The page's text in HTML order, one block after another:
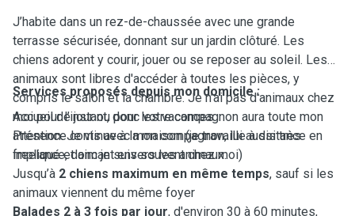
J’habite dans un rez-de-chaussée avec une grande
terrasse sécurisée, donnant sur un jardin clôturé. Les
chiens adorent y courir, jouer ou se reposer au soleil. Les
animaux sont libres d'accéder à toutes les pièces, y
compris le salon et la chambre. Je n’ai pas d’animaux chez
moi pour l’instant, donc votre compagnon aura toute mon
attention. Je vis avec mon compagnon, lui aussi très
impliqué et aimant envers les animaux.
Services proposés depuis mon domicile :
Accueil de jour ou pour les vacances
Présence continue à la maison (je travaille à distance en
freelance, donc je suis souvent chez moi)
Jusqu’à 2 chiens maximum en même temps, sauf si les
animaux viennent du même foyer
Balades 2 à 3 fois par jour, d'environ 30 à 60 minutes,